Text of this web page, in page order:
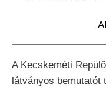
A Kecskeméti
látványos